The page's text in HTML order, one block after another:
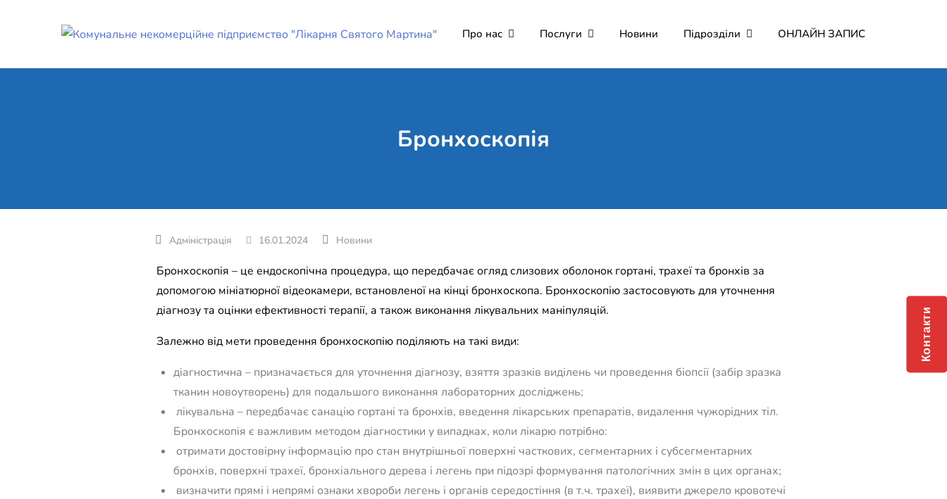
Комунальне некомерційне підприємство
"Лікарня Святого Мартина"
Поліклініка Мукачево
Про нас Послуги Новини Підрозділи ОНЛАЙН ЗАПИС
Бронхоскопія
16.01.2024 Новини
Бронхоскопія – це ендоскопічна процедура, що передбачає огляд слизових оболонок гортані, трахеї та бронхів за
допомогою мініатюрної відеокамери, встановленої на кінці бронхоскопа. Бронхоскопію застосовують для уточнення
діагнозу та оцінки ефективності терапії, а також виконання лікувальних маніпуляцій.
Залежно від мети проведення бронхоскопію поділяють на такі види:
діагностична – призначається для уточнення діагнозу, взяття зразків виділень чи проведення біопсії (забір зразка
тканин новоутворень) для подальшого виконання лабораторних досліджень;
лікувальна – передбачає санацію гортані та бронхів, введення лікарських препаратів, видалення чужорідних тіл.
Бронхоскопія є важливим методом діагностики у випадках, коли лікарю потрібно:
отримати достовірну інформацію про стан внутрішньої поверхні часткових, сегментарних і субсегментарних
бронхів, поверхні трахеї, бронхіального дерева і легень при підозрі формування патологічних змін в цих органах;
визначити прямі і непрямі ознаки хвороби легень і органів середостіння (в т.ч. трахеї), виявити джерело кровотечі
Контакти